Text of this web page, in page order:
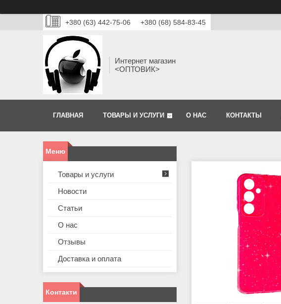
+380 (63) 442-75-06 +380 (68) 584-83-45
Интернет магазин
<ОПТОВИК>
ГЛАВНАЯ ТОВАРЫ И УСЛУГИ О НАС КОНТАКТЫ
Товары и услуги
Новости
Статьи
О нас
Отзывы
Доставка и оплата
Контакти